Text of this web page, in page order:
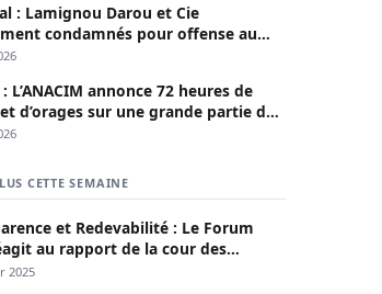
: Lamignou Darou et Cie
condamnés pour offense au
L’ANACIM annonce 72 heures de
d’orages sur une grande partie du
CETTE SEMAINE
et Redevabilité : Le Forum
au rapport de la cour des
2025